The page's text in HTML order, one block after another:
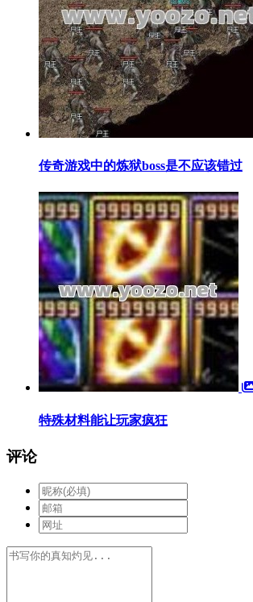
传奇游戏中的炼狱boss是不应该错过
特殊材料能让玩家疯狂
评论